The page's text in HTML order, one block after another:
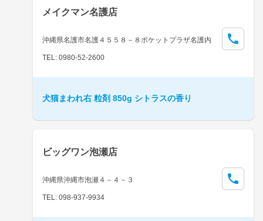
メイクマン名護店
沖縄県名護市名護４５５８－８ポケットプラザ名護内
TEL: 0980-52-2600
犬猫まわれ右 粒剤 850g シトラスの香り
ビッグワン泡瀬店
沖縄県沖縄市泡瀬４－４－３
TEL: 098-937-9934